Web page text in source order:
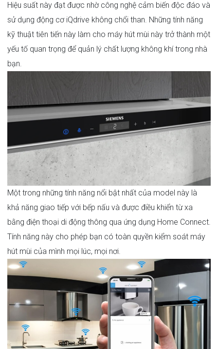
Hiệu suất này đạt được nhờ công nghệ cảm biến độc đáo và
sử dụng động cơ iQdrive không chổi than. Những tính năng
kỹ thuật tiên tiến này làm cho máy hút mùi này trở thành một
yếu tố quan trọng để quản lý chất lượng không khí trong nhà
bạn.
Một trong những tính năng nổi bật nhất của model này là
khả năng giao tiếp với bếp nấu và được điều khiển từ xa
bằng điện thoại di động thông qua ứng dụng Home Connect.
Tính năng này cho phép bạn có toàn quyền kiểm soát máy
hút mùi của mình mọi lúc, mọi nơi.